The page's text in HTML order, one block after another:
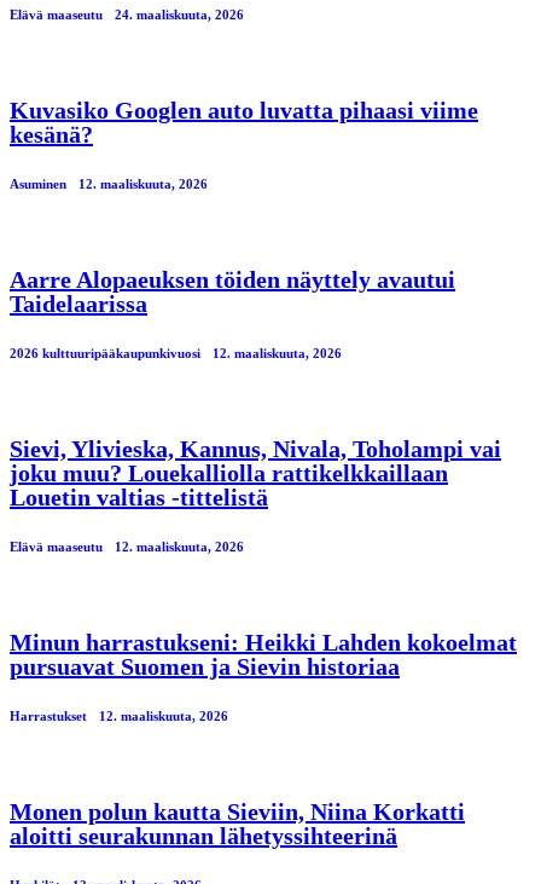
Elävä maaseutu 24. maaliskuuta, 2026
Kuvasiko Googlen auto luvatta pihaasi viime
kesänä?
Asuminen 12. maaliskuuta, 2026
Aarre Alopaeuksen töiden näyttely avautui
Taidelaarissa
2026 kulttuuripääkaupunkivuosi 12. maaliskuuta, 2026
Sievi, Ylivieska, Kannus, Nivala, Toholampi vai
joku muu? Louekalliolla rattikelkkaillaan
Louetin valtias -tittelistä
Elävä maaseutu 12. maaliskuuta, 2026
Minun harrastukseni: Heikki Lahden kokoelmat
pursuavat Suomen ja Sievin historiaa
Harrastukset 12. maaliskuuta, 2026
Monen polun kautta Sieviin, Niina Korkatti
aloitti seurakunnan lähetyssihteerinä